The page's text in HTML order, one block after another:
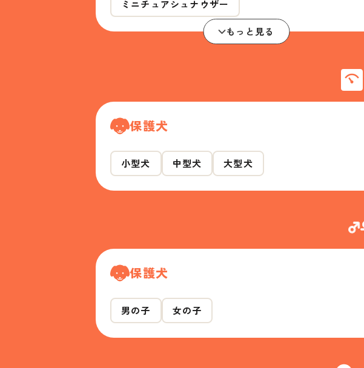
ミニチュアシュナウザー
もっと見る
保護犬
小型犬 中型犬 大型犬
保護犬
男の子 女の子